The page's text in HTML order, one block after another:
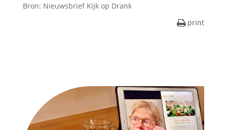
Bron: Nieuwsbrief Kijk op Drank
print